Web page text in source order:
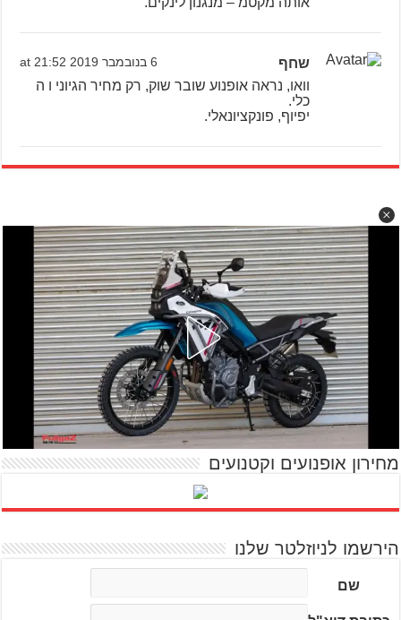
שחף 6 בנובמבר 2019 at 21:52
וואו, נראה אופנוע שובר שוק, רק מחיר הגיוני ו ה
כלי.
יפיוף, פונקציונאלי.
מחירון אופנועים וקטנועים
הירשמו לניוזלטר שלנו
שם